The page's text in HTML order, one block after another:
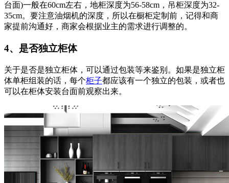
台面)一般在60cm左右，地柜深度为56-58cm，吊柜深度为32-
35cm。要注意油烟机的深度，所以在橱柜定制前，记得和商
家提前沟通好，商家会根据业主的需求进行调整的。
4、是否独立柜体
关于是否是独立柜体，可以通过包装等来鉴别。如果是独立柜
体单柜组装的话，每个柜子都应该有一个独立的包装，或者也
可以在柜体安装台面前观察出来。